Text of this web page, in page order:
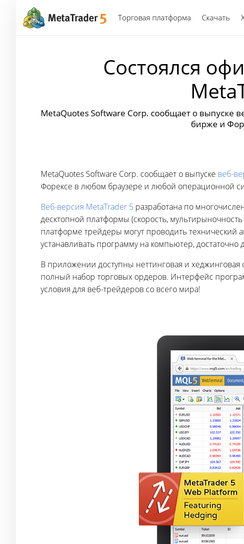
Торговая платформа Скачать
Состоялся
MetaQuotes Software Corp. сообщает о выпуске
бирже и
MetaQuotes Software Corp. сообщает о выпуске веб-
Форексе в любом браузере и любой операционной
Веб-версия MetaTrader 5 разработана по
десктопной платформы (скорость,
платформе трейдеры могут проводить технический
устанавливать программу на компьютер, достаточно
В приложении доступны неттинговая и хеджинговая
полный набор торговых ордеров. Интерфейс
условия для веб-трейдеров со всего мира!